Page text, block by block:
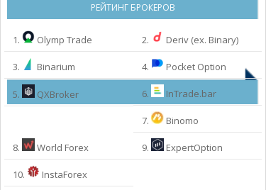
РЕЙТИНГ БРОКЕРОВ
1. Olymp Trade 2. Deriv (ex. Binary)
3. Binarium 4. Pocket Option
5. QXBroker 6. InTrade.bar
7. Binomo
8. World Forex 9. ExpertOption
10. InstaForex